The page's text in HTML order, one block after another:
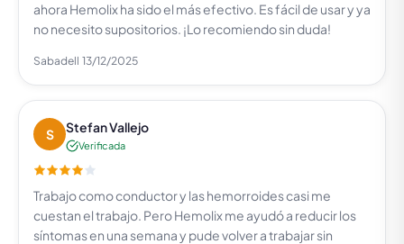
ahora Hemolix ha sido el más efectivo. Es fácil de usar y ya
no necesito supositorios. ¡Lo recomiendo sin duda!
Sabadell 13/12/2025
S Stefan Vallejo
Verificada
Trabajo como conductor y las hemorroides casi me
cuestan el trabajo. Pero Hemolix me ayudó a reducir los
síntomas en una semana y pude volver a trabajar sin